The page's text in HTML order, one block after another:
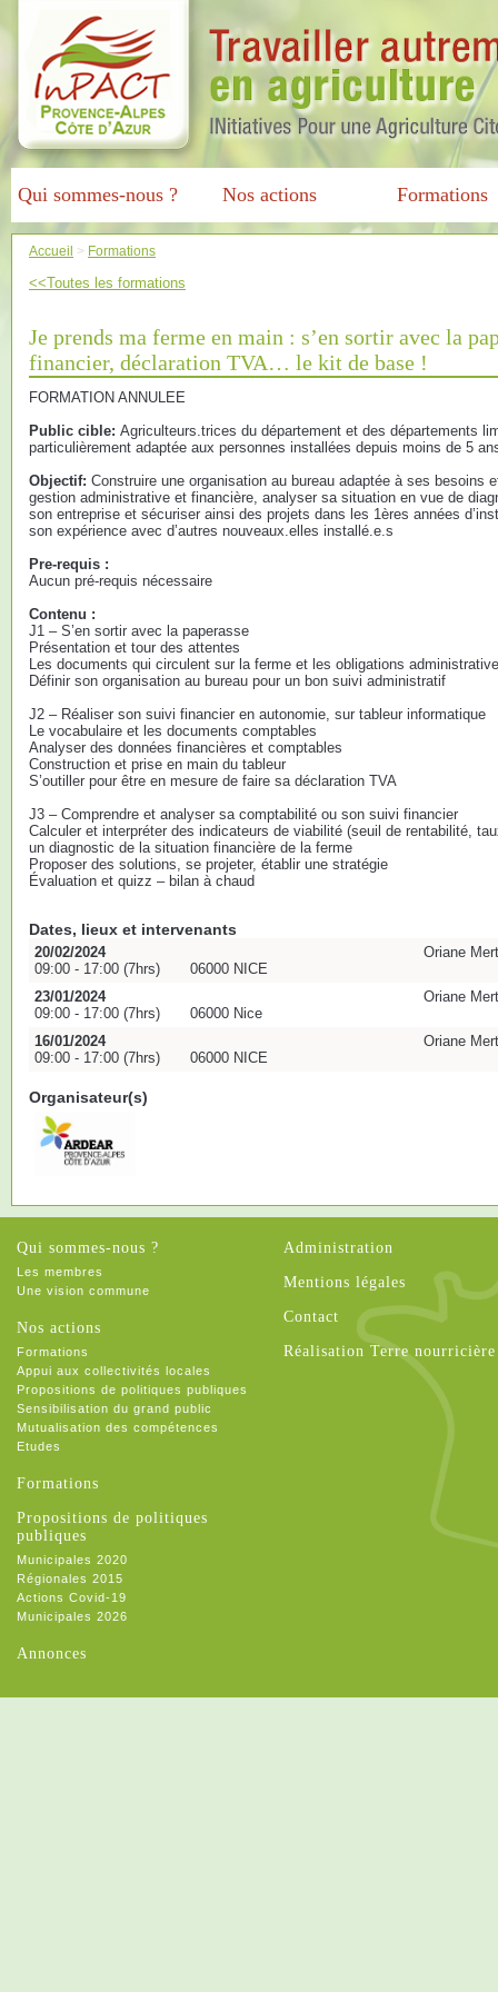
Qui sommes-nous ? Nos actions Formations
Accueil > Formations
<<Toutes les formations
Je prends ma ferme en main : s’en sortir avec la
financier, déclaration TVA… le kit de base !
FORMATION ANNULEE
Public cible: Agriculteurs.trices du département et des départements
particulièrement adaptée aux personnes installées depuis moins de 5
Objectif: Construire une organisation au bureau adaptée à ses besoins
gestion administrative et financière, analyser sa situation en vue de
son entreprise et sécuriser ainsi des projets dans les 1ères années
son expérience avec d’autres nouveaux.elles installé.e.s
Pre-requis :
Aucun pré-requis nécessaire
Contenu :
J1 – S’en sortir avec la paperasse
Présentation et tour des attentes
Les documents qui circulent sur la ferme et les obligations
Définir son organisation au bureau pour un bon suivi administratif
J2 – Réaliser son suivi financier en autonomie, sur tableur informatique
Le vocabulaire et les documents comptables
Analyser des données financières et comptables
Construction et prise en main du tableur
S’outiller pour être en mesure de faire sa déclaration TVA
J3 – Comprendre et analyser sa comptabilité ou son suivi financier
Calculer et interpréter des indicateurs de viabilité (seuil de rentabilité,
un diagnostic de la situation financière de la ferme
Proposer des solutions, se projeter, établir une stratégie
Évaluation et quizz – bilan à chaud
Dates, lieux et intervenants
20/02/2024
09:00 - 17:00 (7hrs)
06000 NICE
Oriane
23/01/2024
09:00 - 17:00 (7hrs)
06000 Nice
Oriane
16/01/2024
09:00 - 17:00 (7hrs)
06000 NICE
Oriane
Organisateur(s)
Qui sommes-nous ?
Les membres
Une vision commune
Nos actions
Formations
Appui aux collectivités locales
Propositions de politiques publiques
Sensibilisation du grand public
Mutualisation des compétences
Etudes
Formations
Propositions de politiques
publiques
Municipales 2020
Régionales 2015
Actions Covid-19
Municipales 2026
Annonces
Administration
Mentions légales
Contact
Réalisation Terre nourricière